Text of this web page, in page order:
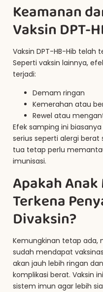
Keamanan
Vaksin DPT-
Vaksin DPT-HB-Hib
Seperti vaksin lainnya,
terjadi:
Demam ringan
Kemerahan atau
Rewel atau
Efek samping ini
serius seperti alergi
tua tetap perlu
imunisasi.
Apakah Anak
Terkena
Divaksin?
Kemungkinan tetap ada,
sudah mendapat
akan jauh lebih ringan
komplikasi berat. Vaksin
sistem imun agar lebih